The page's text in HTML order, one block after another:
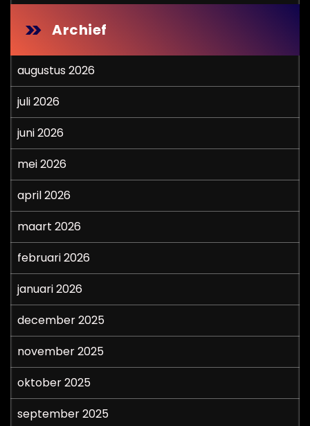
Archief
augustus 2026
juli 2026
juni 2026
mei 2026
april 2026
maart 2026
februari 2026
januari 2026
december 2025
november 2025
oktober 2025
september 2025